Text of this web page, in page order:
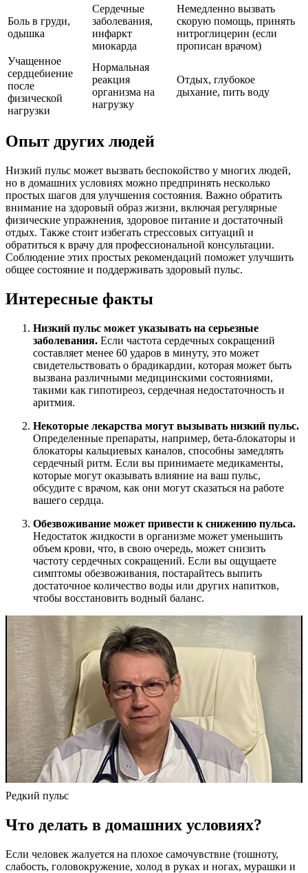
Боль в груди,
одышка
Сердечные
заболевания,
инфаркт
миокарда
Немедленно вызвать
скорую помощь, принять
нитроглицерин (если
прописан врачом)
Учащенное
сердцебиение
после
физической
нагрузки
Нормальная
реакция
организма на
нагрузку
Отдых, глубокое
дыхание, пить воду
Опыт других людей
Низкий пульс может вызвать беспокойство у многих людей,
но в домашних условиях можно предпринять несколько
простых шагов для улучшения состояния. Важно обратить
внимание на здоровый образ жизни, включая регулярные
физические упражнения, здоровое питание и достаточный
отдых. Также стоит избегать стрессовых ситуаций и
обратиться к врачу для профессиональной консультации.
Соблюдение этих простых рекомендаций поможет улучшить
общее состояние и поддерживать здоровый пульс.
Интересные факты
Низкий пульс может указывать на серьезные
заболевания. Если частота сердечных сокращений
составляет менее 60 ударов в минуту, это может
свидетельствовать о брадикардии, которая может быть
вызвана различными медицинскими состояниями,
такими как гипотиреоз, сердечная недостаточность и
аритмия.
Некоторые лекарства могут вызывать низкий пульс.
Определенные препараты, например, бета-блокаторы и
блокаторы кальциевых каналов, способны замедлять
сердечный ритм. Если вы принимаете медикаменты,
которые могут оказывать влияние на ваш пульс,
обсудите с врачом, как они могут сказаться на работе
вашего сердца.
Обезвоживание может привести к снижению пульса.
Недостаток жидкости в организме может уменьшить
объем крови, что, в свою очередь, может снизить
частоту сердечных сокращений. Если вы ощущаете
симптомы обезвоживания, постарайтесь выпить
достаточное количество воды или других напитков,
чтобы восстановить водный баланс.
Редкий пульс
Что делать в домашних условиях?
Если человек жалуется на плохое самочувствие (тошноту,
слабость, головокружение, холод в руках и ногах, мурашки и